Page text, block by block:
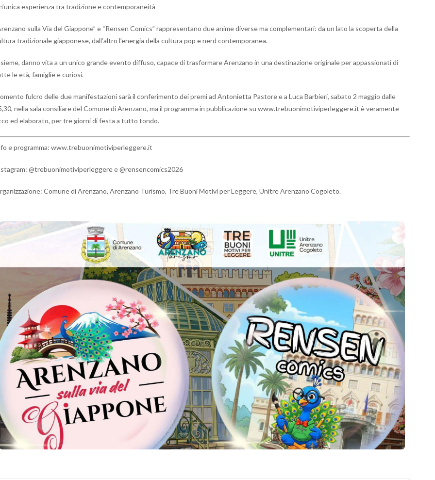
esperienza tra tradizione e contemporaneità
sulla Via del Giappone” e “Rensen Comics” rappresentano due anime diverse ma complementari: da un lato la scoperta della
tradizionale giapponese, dall’altro l’energia della cultura pop e nerd contemporanea.
danno vita a un unico grande evento diffuso, capace di trasformare Arenzano in una destinazione originale per appassionati di
le età, famiglie e curiosi.
fulcro delle due manifestazioni sarà il conferimento dei premi ad Antonietta Pastore e a Luca Barbieri, sabato 2 maggio dalle
nella sala consiliare del Comune di Arenzano, ma il programma in pubblicazione su www.trebuonimotiviperleggere.it è veramente
ed elaborato, per tre giorni di festa a tutto tondo.
e programma: www.trebuonimotiviperleggere.it
@trebuonimotiviperleggere e @rensencomics2026
Comune di Arenzano, Arenzano Turismo, Tre Buoni Motivi per Leggere, Unitre Arenzano Cogoleto.